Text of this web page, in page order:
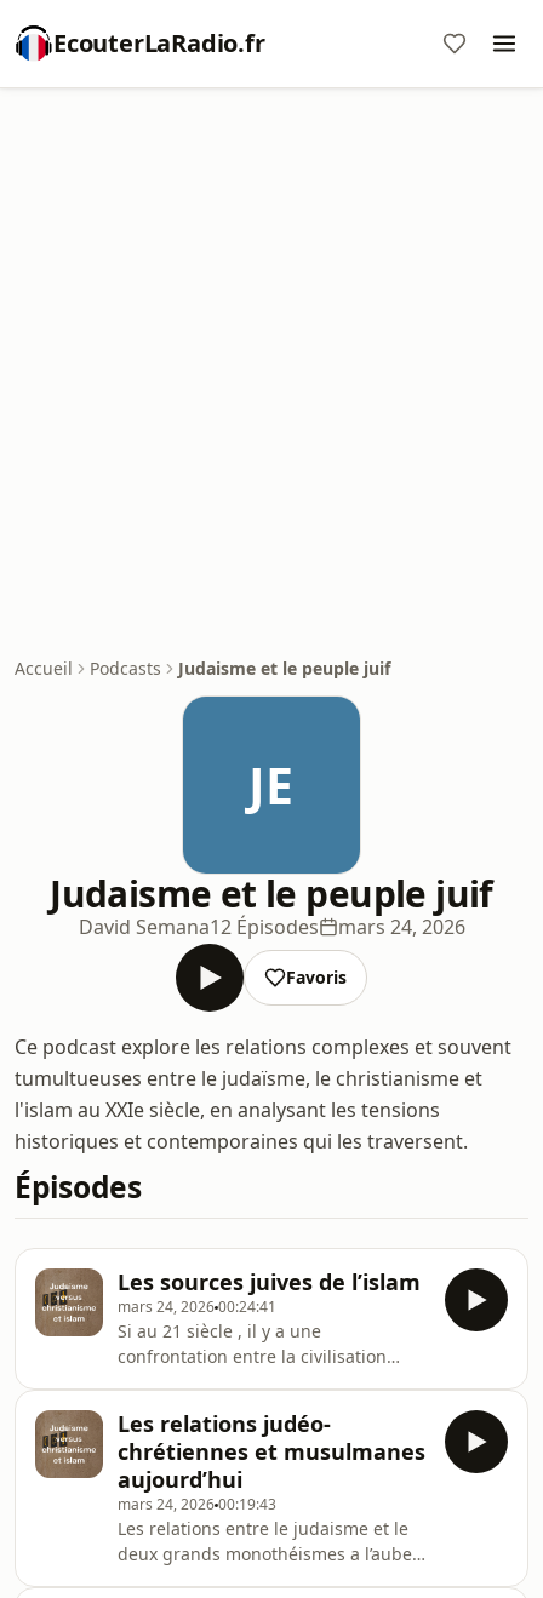
EcouterLaRadio.fr
Accueil Podcasts Judaisme et le peuple juif
JE
Judaisme et le peuple juif
David Semana12 Épisodes mars 24, 2026
Favoris
Ce podcast explore les relations complexes et souvent
tumultueuses entre le judaïsme, le christianisme et
l'islam au XXIe siècle, en analysant les tensions
historiques et contemporaines qui les traversent.
Épisodes
Les sources juives de l’islam
mars 24, 202600:24:41
Si au 21 siècle , il y a une
confrontation entre la civilisation
réalité historique d'impliquer le
judaïsme dans cette confrontation et
de le mettre du cote du christianisme.
Ou si on veut parler de civilisation
judéo-chrétienne parlons aussi de
civilisation judéo-islamique.
&nbsp;l'influence du judaïsme sur
Les relations judéo-
chrétiennes et musulmanes
aujourd’hui
mars 24, 202600:19:43
Les relations entre le judaisme et le
deux grands monothéismes a l’aube